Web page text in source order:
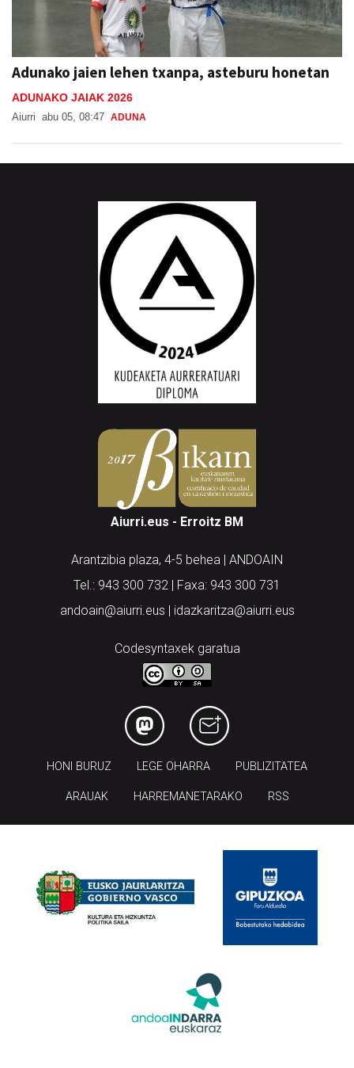
Adunako jaien lehen txanpa, asteburu honetan
ADUNAKO JAIAK 2026
Aiurri abu 05, 08:47 ADUNA
Aiurri.eus - Erroitz BM
Arantzibia plaza, 4-5 behea | ANDOAIN
Tel.: 943 300 732 | Faxa: 943 300 731
andoain@aiurri.eus | idazkaritza@aiurri.eus
Codesyntaxek garatua
HONI BURUZ LEGE OHARRA PUBLIZITATEA
ARAUAK HARREMANETARAKO RSS